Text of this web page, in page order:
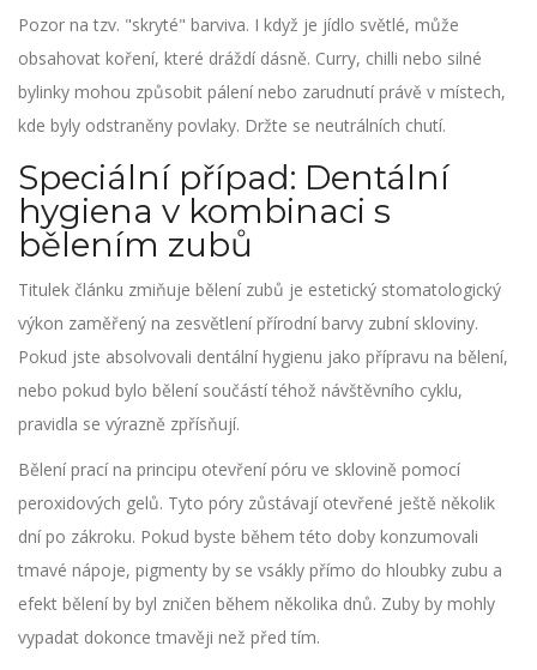
Pozor na tzv. "skryté" barviva. I když je jídlo světlé, může
obsahovat koření, které dráždí dásně. Curry, chilli nebo silné
bylinky mohou způsobit pálení nebo zarudnutí právě v místech,
kde byly odstraněny povlaky. Držte se neutrálních chutí.
Speciální případ: Dentální
hygiena v kombinaci s
bělením zubů
Titulek článku zmiňuje bělení zubů je estetický stomatologický
výkon zaměřený na zesvětlení přírodní barvy zubní skloviny.
Pokud jste absolvovali dentální hygienu jako přípravu na bělení,
nebo pokud bylo bělení součástí téhož návštěvního cyklu,
pravidla se výrazně zpřísňují.
Bělení prací na principu otevření póru ve sklovině pomocí
peroxidových gelů. Tyto póry zůstávají otevřené ještě několik
dní po zákroku. Pokud byste během této doby konzumovali
tmavé nápoje, pigmenty by se vsákly přímo do hloubky zubu a
efekt bělení by byl zničen během několika dnů. Zuby by mohly
vypadat dokonce tmavěji než před tím.